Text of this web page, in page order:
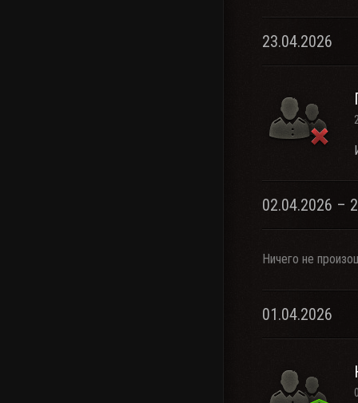
23.04.2026
02.04.2026 –
Ничего не
01.04.2026